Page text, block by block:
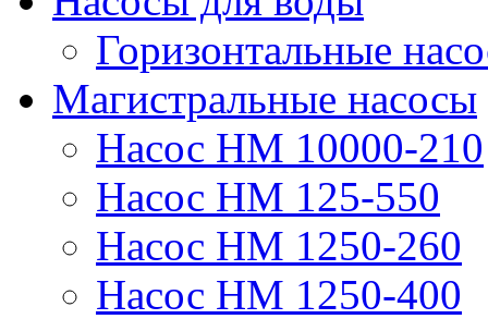
Горизонтальные
Магистральные насосы
Насос НМ 10000-210
Насос НМ 125-550
Насос НМ 1250-260
Насос НМ 1250-400